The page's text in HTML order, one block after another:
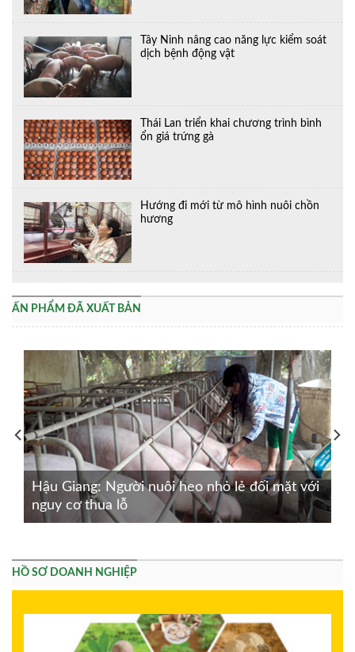
Tây Ninh nâng cao năng lực kiểm soát
dịch bệnh động vật
Thái Lan triển khai chương trình bình
ổn giá trứng gà
Hướng đi mới từ mô hình nuôi chồn
hương
ẤN PHẨM ĐÃ XUẤT BẢN
Hậu Giang: Người nuôi heo nhỏ lẻ đối mặt với
nguy cơ thua lỗ
HỒ SƠ DOANH NGHIỆP